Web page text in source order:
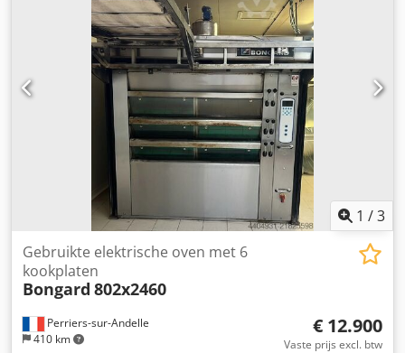
1 /3
Perriers-sur-Andelle
410 km
Gebruikte elektrische oven met 6
kookplaten
Bongard 802x2460
€ 12.900
Vaste prijs excl. btw